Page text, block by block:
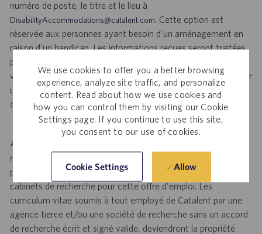
We use cookies to offer you a better browsing
experience, analyze site traffic, and personalize
content. Read about how we use cookies and
how you can control them by visiting our Cookie
Settings page. If you continue to use this site,
you consent to our use of cookies.
Cookie Settings Allow
numéro de poste, le titre et le lieu à
DisabilityAccommodations@catalent.com. Cette option est
réservée aux personnes ayant besoin d'un aménagement en
raison d'un handicap. Les informations reçues seront traitées
par un employé de Catalent aux États-Unis, puis acheminées
vers un recruteur local qui fournira une assistance pour assurer
une prise en compte appropriée dans le processus de
candidature ou d'embauche.
Avis aux représentants des agences et des cabinets de
recherche : Catalent Pharma Solutions (Catalent) n'accepte
pas les curriculum vitae non sollicités d'agences et/ou de
cabinets de recherche pour cette offre d'emploi. Les
curriculum vitae soumis à tout employé de Catalent par une
agence tierce et/ou une société de recherche sans un accord
de recherche écrit et signé valide, deviendront la propriété